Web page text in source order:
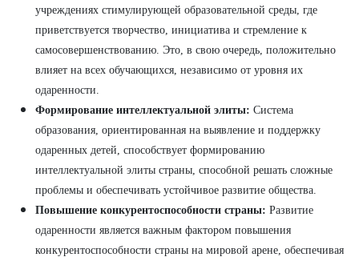
учреждениях стимулирующей образовательной среды, где
приветствуется творчество, инициатива и стремление к
самосовершенствованию. Это, в свою очередь, положительно
влияет на всех обучающихся, независимо от уровня их
одаренности.
Формирование интеллектуальной элиты: Система
образования, ориентированная на выявление и поддержку
одаренных детей, способствует формированию
интеллектуальной элиты страны, способной решать сложные
проблемы и обеспечивать устойчивое развитие общества.
Повышение конкурентоспособности страны: Развитие
одаренности является важным фактором повышения
конкурентоспособности страны на мировой арене, обеспечивая